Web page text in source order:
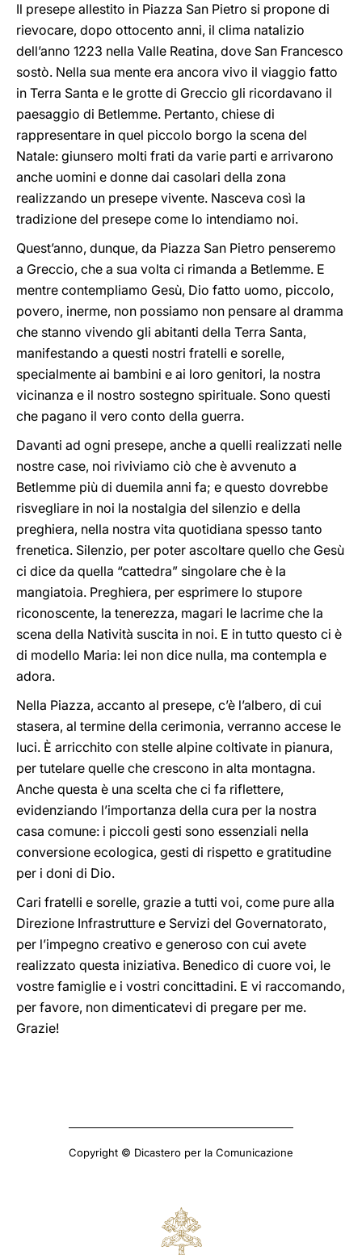
Il presepe allestito in Piazza San Pietro si propone di
rievocare, dopo ottocento anni, il clima natalizio
dell’anno 1223 nella Valle Reatina, dove San Francesco
sostò. Nella sua mente era ancora vivo il viaggio fatto
in Terra Santa e le grotte di Greccio gli ricordavano il
paesaggio di Betlemme. Pertanto, chiese di
rappresentare in quel piccolo borgo la scena del
Natale: giunsero molti frati da varie parti e arrivarono
anche uomini e donne dai casolari della zona
realizzando un presepe vivente. Nasceva così la
tradizione del presepe come lo intendiamo noi.
Quest’anno, dunque, da Piazza San Pietro penseremo
a Greccio, che a sua volta ci rimanda a Betlemme. E
mentre contempliamo Gesù, Dio fatto uomo, piccolo,
povero, inerme, non possiamo non pensare al dramma
che stanno vivendo gli abitanti della Terra Santa,
manifestando a questi nostri fratelli e sorelle,
specialmente ai bambini e ai loro genitori, la nostra
vicinanza e il nostro sostegno spirituale. Sono questi
che pagano il vero conto della guerra.
Davanti ad ogni presepe, anche a quelli realizzati nelle
nostre case, noi riviviamo ciò che è avvenuto a
Betlemme più di duemila anni fa; e questo dovrebbe
risvegliare in noi la nostalgia del silenzio e della
preghiera, nella nostra vita quotidiana spesso tanto
frenetica. Silenzio, per poter ascoltare quello che Gesù
ci dice da quella “cattedra” singolare che è la
mangiatoia. Preghiera, per esprimere lo stupore
riconoscente, la tenerezza, magari le lacrime che la
scena della Natività suscita in noi. E in tutto questo ci è
di modello Maria: lei non dice nulla, ma contempla e
adora.
Nella Piazza, accanto al presepe, c’è l’albero, di cui
stasera, al termine della cerimonia, verranno accese le
luci. È arricchito con stelle alpine coltivate in pianura,
per tutelare quelle che crescono in alta montagna.
Anche questa è una scelta che ci fa riflettere,
evidenziando l’importanza della cura per la nostra
casa comune: i piccoli gesti sono essenziali nella
conversione ecologica, gesti di rispetto e gratitudine
per i doni di Dio.
Cari fratelli e sorelle, grazie a tutti voi, come pure alla
Direzione Infrastrutture e Servizi del Governatorato,
per l’impegno creativo e generoso con cui avete
realizzato questa iniziativa. Benedico di cuore voi, le
vostre famiglie e i vostri concittadini. E vi raccomando,
per favore, non dimenticatevi di pregare per me.
Grazie!
Copyright © Dicastero per la Comunicazione